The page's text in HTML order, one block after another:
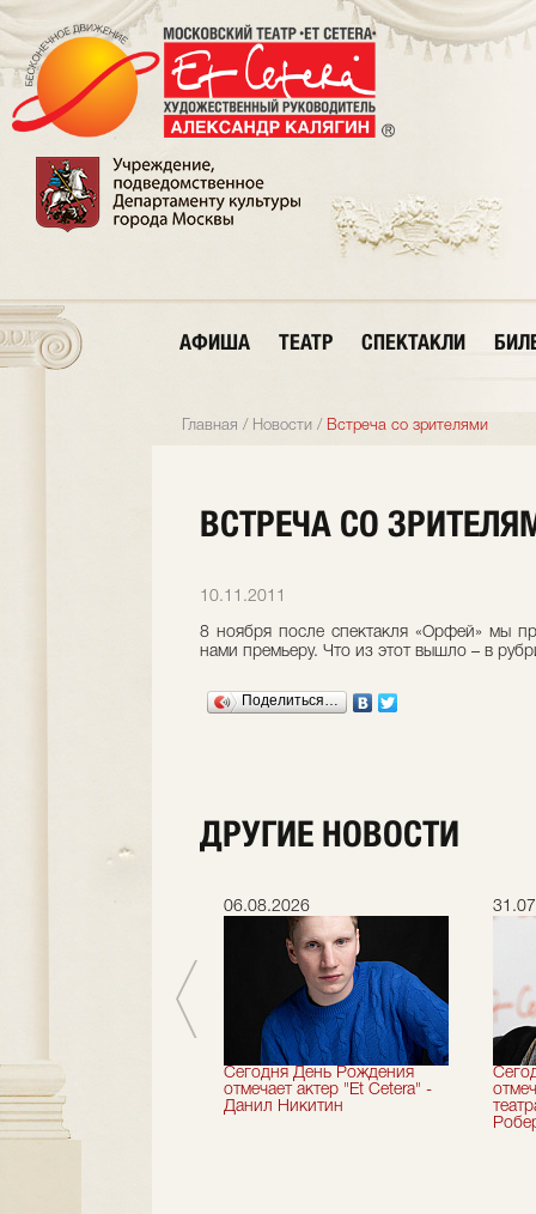
АФИША ТЕАТР СПЕКТАКЛИ
Главная / Новости / Встреча со зрителями
ВСТРЕЧА СО
10.11.2011
8 ноября после спектакля «Орфей» мы
нами премьеру. Что из этот вышло – в
Поделиться…
ДРУГИЕ НОВОСТИ
сезон!
06.08.2026
Сегодня День Рождения
отмечает актер "Et Cetera" -
Данил Никитин